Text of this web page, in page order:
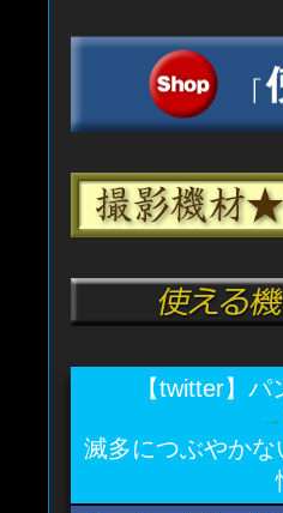
【twitter】
滅多につぶやか